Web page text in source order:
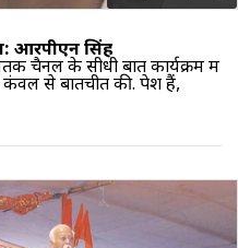
आरपीएन सिंह
चैनल के सीधी बात कार्यक्रम में
से बातचीत की. पेश हैं,